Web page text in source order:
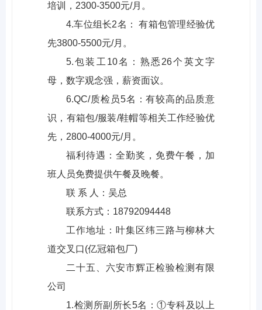
培训，2300-3500元/月。
4.车位组长2名： 有箱包管理经验优
先3800-5500元/月。
5.包装工10名：熟悉26个英文字
母，数字观念强，薪资面议。
6.QC/质检员5名：有较高的品质意
识，有箱包/服装/鞋帽等相关工作经验优
先，2800-4000元/月。
福利待遇：全勤奖，免费午餐，加
班人员免费提供午餐及晚餐。
联 系 人：吴总
联系方式：18792094448
工作地址：叶集区纬三路与柳林大
道交叉口(亿冠箱包厂)
二十五、六安市辉正检验检测有限
公司
1.检测所副所长5名：①专科及以上